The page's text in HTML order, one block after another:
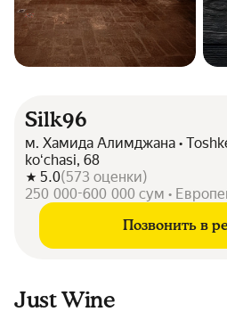
Silk96
м. Хамида Алимджана •
koʻchasi, 68
5.0(573 оценки)
250 000-600 000 сум •
Позвонить в
Just Wine